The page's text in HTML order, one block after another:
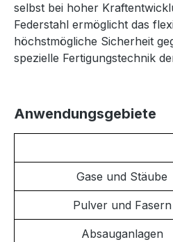
selbst bei hoher
Federstahl ermöglicht das
höchstmögliche Sicherheit
spezielle Fertigungstechnik
Anwendungsgebiete
Gase und Stäube
Pulver und Fasern
Absauganlagen